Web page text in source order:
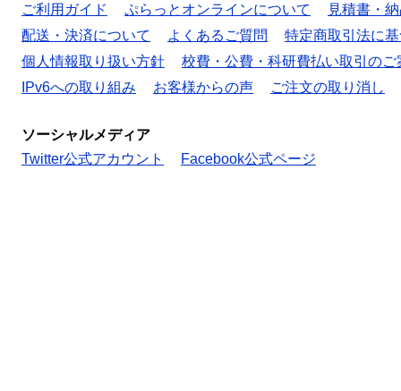
ご利用ガイド
ぷらっとオンラインについて
見積書・
配送・決済について
よくあるご質問
特定商取引法に
個人情報取り扱い方針
校費・公費・科研費払い取引のご
IPv6への取り組み
お客様からの声 ご注文の取り消し
ソーシャルメディア
Twitter公式アカウント
Facebook公式ページ